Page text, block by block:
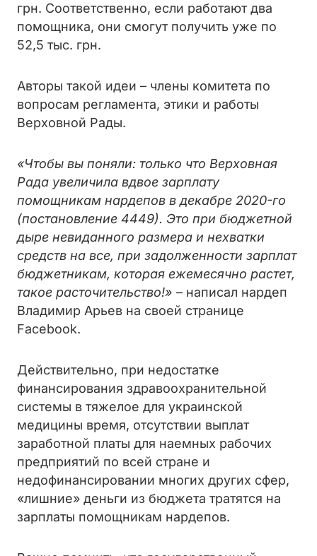
грн. Соответственно, если работают два
помощника, они смогут получить уже по
52,5 тыс. грн.
Авторы такой идеи – члены комитета по
вопросам регламента, этики и работы
Верховной Рады.
«Чтобы вы поняли: только что Верховная
Рада увеличила вдвое зарплату
помощникам нардепов в декабре 2020-го
(постановление 4449). Это при бюджетной
дыре невиданного размера и нехватки
средств на все, при задолженности зарплат
бюджетникам, которая ежемесячно растет,
такое расточительство!» – написал нардеп
Владимир Арьев на своей странице
Facebook.
Действительно, при недостатке
финансирования здравоохранительной
системы в тяжелое для украинской
медицины время, отсутствии выплат
заработной платы для наемных рабочих
предприятий по всей стране и
недофинансировании многих других сфер,
«лишние» деньги из бюджета тратятся на
зарплаты помощникам нардепов.